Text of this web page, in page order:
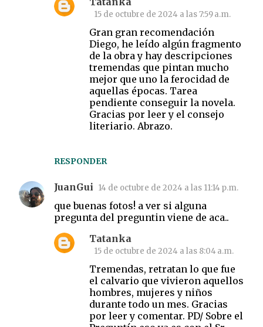
RESPONDER
15 de octubre de 2024 a las 7:59 a.m.
Gran gran recomendación
Diego, he leído algún fragmento
de la obra y hay descripciones
tremendas que pintan mucho
mejor que uno la ferocidad de
aquellas épocas. Tarea
pendiente conseguir la novela.
Gracias por leer y el consejo
literiario. Abrazo.
JuanGui 14 de octubre de 2024 a las 11:14 p.m.
que buenas fotos! a ver si alguna
pregunta del preguntin viene de aca..
Tatanka
15 de octubre de 2024 a las 8:04 a.m.
Tremendas, retratan lo que fue
el calvario que vivieron aquellos
hombres, mujeres y niños
durante todo un mes. Gracias
por leer y comentar. PD/ Sobre el